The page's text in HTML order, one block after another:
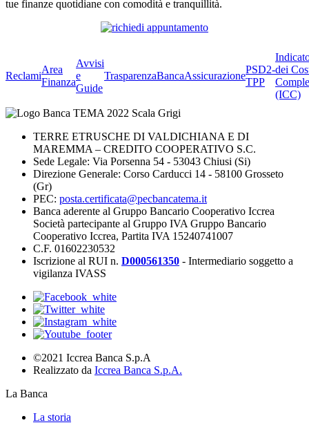
tue finanze quotidiane con comodità e tranquillità.
Reclami
Area
Finanza
Avvisi
e
Guide
TrasparenzaBancaAssicurazione
PSD2-
TPP
dei
(ICC)
TERRE ETRUSCHE DI VALDICHIANA E DI
MAREMMA – CREDITO COOPERATIVO S.C.
Sede Legale: Via Porsenna 54 - 53043 Chiusi (Si)
Direzione Generale: Corso Carducci 14 - 58100 Grosseto
(Gr)
PEC: posta.certificata@pecbancatema.it
Banca aderente al Gruppo Bancario Cooperativo Iccrea
Società partecipante al Gruppo IVA Gruppo Bancario
Cooperativo Iccrea, Partita IVA 15240741007
C.F. 01602230532
Iscrizione al RUI n. D000561350 - Intermediario soggetto a
vigilanza IVASS
©2021 Iccrea Banca S.p.A
Realizzato da Iccrea Banca S.p.A.
La Banca
La storia